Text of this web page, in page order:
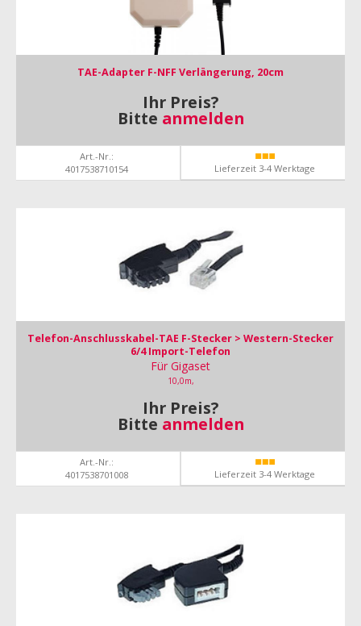
TAE-Adapter F-NFF Verlängerung, 20cm
Ihr Preis?
Bitte anmelden
Art.-Nr.:
4017538710154
Lieferzeit 3-4 Werktage
Telefon-Anschlusskabel-TAE F-Stecker > Western-Stecker
6/4 Import-Telefon
Für Gigaset
10,0m,
Ihr Preis?
Bitte anmelden
Art.-Nr.:
4017538701008
Lieferzeit 3-4 Werktage